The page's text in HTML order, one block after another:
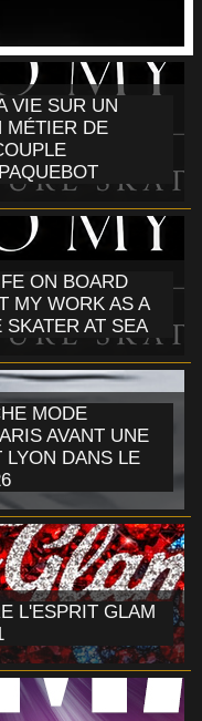
VIE SUR UN
MÉTIER DE
ON BOARD
MY WORK AS A
AT SEA
MODE
AVANT UNE
LYON DANS LE
L'ESPRIT GLAM